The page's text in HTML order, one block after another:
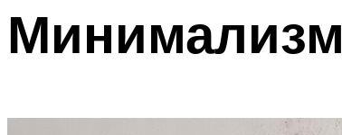
Минимализм